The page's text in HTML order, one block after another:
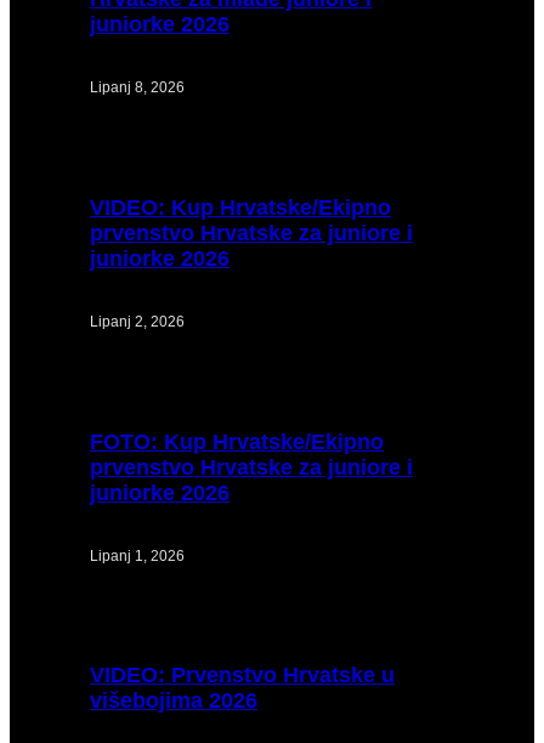
juniorke 2026
Lipanj 8, 2026
VIDEO: Kup Hrvatske/Ekipno
prvenstvo Hrvatske za juniore i
juniorke 2026
Lipanj 2, 2026
FOTO: Kup Hrvatske/Ekipno
prvenstvo Hrvatske za juniore i
juniorke 2026
Lipanj 1, 2026
VIDEO: Prvenstvo Hrvatske u
višebojima 2026